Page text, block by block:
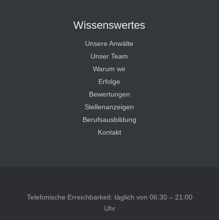
Wissenswertes
Unsere Anwälte
Unser Team
Warum wir
Erfolge
Bewertungen
Stellenanzeigen
Berufsausbildung
Kontakt
Telefonische Erreichbarkeit: täglich von 06:30 – 21:00
Uhr